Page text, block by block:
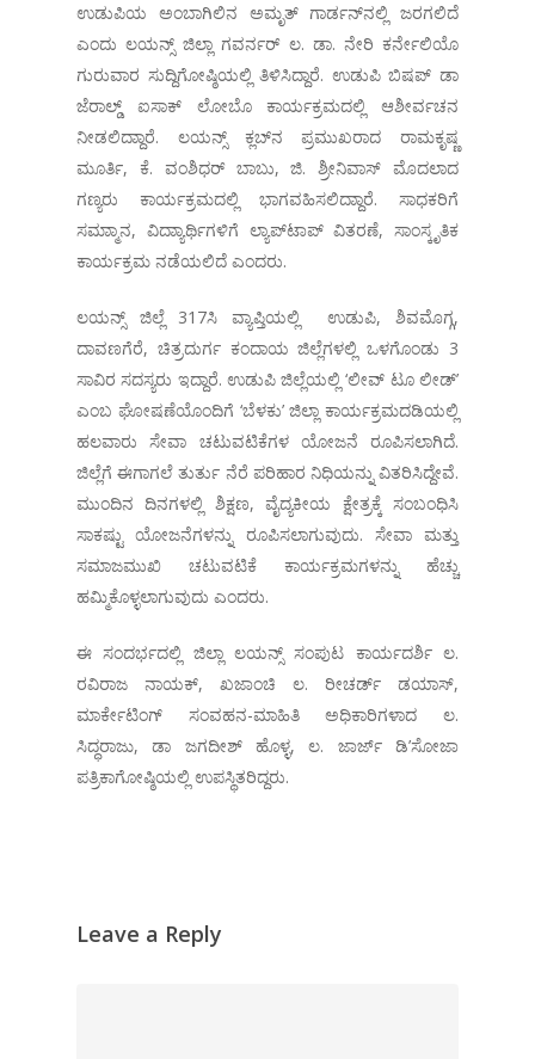
ಉಡುಪಿಯ ಅಂಬಾಗಿಲಿನ ಅಮೃತ್ ಗಾರ್ಡನ್‌ನಲ್ಲಿ ಜರಗಲಿದೆ
ಎಂದು ಲಯನ್ಸ್ ಜಿಲ್ಲಾ ಗವರ್ನರ್ ಲ. ಡಾ. ನೇರಿ ಕರ್ನೇಲಿಯೊ
ಗುರುವಾರ ಸುದ್ದಿಗೋಷ್ಠಿಯಲ್ಲಿ ತಿಳಿಸಿದ್ದಾರೆ. ಉಡುಪಿ ಬಿಷಪ್ ಡಾ
ಜೆರಾಲ್ಡ್ ಐಸಾಕ್ ಲೋಬೊ ಕಾರ್ಯಕ್ರಮದಲ್ಲಿ ಆಶೀರ್ವಚನ
ನೀಡಲಿದ್ದಾಾರೆ. ಲಯನ್ಸ್ ಕ್ಲಬ್‌ನ ಪ್ರಮುಖರಾದ ರಾಮಕೃಷ್ಣ
ಮೂರ್ತಿ, ಕೆ. ವಂಶಿಧರ್ ಬಾಬು, ಜಿ. ಶ್ರೀನಿವಾಸ್ ಮೊದಲಾದ
ಗಣ್ಯರು ಕಾರ್ಯಕ್ರಮದಲ್ಲಿ ಭಾಗವಹಿಸಲಿದ್ದಾಾರೆ. ಸಾಧಕರಿಗೆ
ಸಮ್ಮಾಾನ, ವಿದ್ಯಾಾರ್ಥಿಗಳಿಗೆ ಲ್ಯಾಪ್‌ಟಾಪ್ ವಿತರಣೆ, ಸಾಂಸ್ಕೃತಿಕ
ಕಾರ್ಯಕ್ರಮ ನಡೆಯಲಿದೆ ಎಂದರು.
ಲಯನ್ಸ್ ಜಿಲ್ಲೆ 317ಸಿ ವ್ಯಾಪ್ತಿಯಲ್ಲಿ ಉಡುಪಿ, ಶಿವಮೊಗ್ಗ,
ದಾವಣಗೆರೆ, ಚಿತ್ರದುರ್ಗ ಕಂದಾಯ ಜಿಲ್ಲೆಗಳಲ್ಲಿ ಒಳಗೊಂಡು 3
ಸಾವಿರ ಸದಸ್ಯರು ಇದ್ದಾರೆ. ಉಡುಪಿ ಜಿಲ್ಲೆಯಲ್ಲಿ ‘ಲೀವ್ ಟೂ ಲೀಡ್’
ಎಂಬ ಘೋಷಣೆಯೊಂದಿಗೆ ‘ಬೆಳಕು’ ಜಿಲ್ಲಾ ಕಾರ್ಯಕ್ರಮದಡಿಯಲ್ಲಿ
ಹಲವಾರು ಸೇವಾ ಚಟುವಟಿಕೆಗಳ ಯೋಜನೆ ರೂಪಿಸಲಾಗಿದೆ.
ಜಿಲ್ಲೆಗೆ ಈಗಾಗಲೆ ತುರ್ತು ನೆರೆ ಪರಿಹಾರ ನಿಧಿಯನ್ನು ವಿತರಿಸಿದ್ದೇವೆ.
ಮುಂದಿನ ದಿನಗಳಲ್ಲಿ ಶಿಕ್ಷಣ, ವೈದ್ಯಕೀಯ ಕ್ಷೇತ್ರಕ್ಕೆ ಸಂಬಂಧಿಸಿ
ಸಾಕಷ್ಟು ಯೋಜನೆಗಳನ್ನು ರೂಪಿಸಲಾಗುವುದು. ಸೇವಾ ಮತ್ತು
ಸಮಾಜಮುಖಿ ಚಟುವಟಿಕೆ ಕಾರ್ಯಕ್ರಮಗಳನ್ನು ಹೆಚ್ಚು
ಹಮ್ಮಿಕೊಳ್ಳಲಾಗುವುದು ಎಂದರು.
ಈ ಸಂದರ್ಭದಲ್ಲಿ ಜಿಲ್ಲಾ ಲಯನ್ಸ್ ಸಂಪುಟ ಕಾರ್ಯದರ್ಶಿ ಲ.
ರವಿರಾಜ ನಾಯಕ್, ಖಜಾಂಚಿ ಲ. ರೀಚರ್ಡ್ ಡಯಾಸ್,
ಮಾರ್ಕೇಟಿಂಗ್ ಸಂವಹನ-ಮಾಹಿತಿ ಅಧಿಕಾರಿಗಳಾದ ಲ.
ಸಿದ್ಧರಾಜು, ಡಾ ಜಗದೀಶ್ ಹೊಳ್ಳ, ಲ. ಜಾರ್ಜ್ ಡಿ’ಸೋಜಾ
ಪತ್ರಿಕಾಗೋಷ್ಠಿಯಲ್ಲಿ ಉಪಸ್ಥಿತರಿದ್ದರು.
Leave a Reply